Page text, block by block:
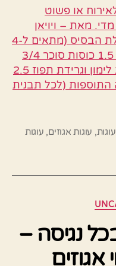
או פשוט
מאת – ויויאן
פרחי ביטון המרכיבים – לבלילת הבסיס (מתאים ל-4
תבניות אינגליש קייק): 6 ביצים 1.5 כוסות סוכר 3/4
כוס שמן כוס מיץ תפוזים גרידת לימון וגרידת תפוז 2.5
(לכל תבנית
עוגות, עוגות אגוזים, עוגות
נגיסה –
אגוזים